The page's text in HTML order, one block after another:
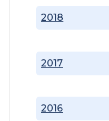
2016
2017
2018